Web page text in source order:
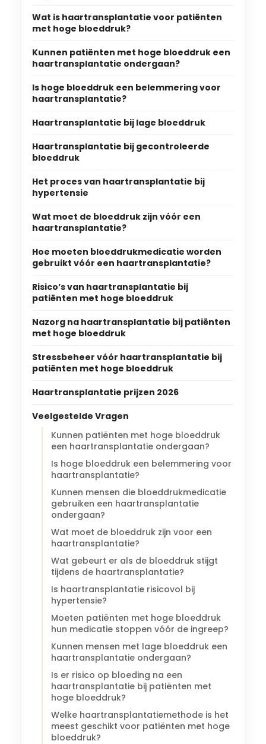
Wat is haartransplantatie voor patiënten
met hoge bloeddruk?
Kunnen patiënten met hoge bloeddruk een
haartransplantatie ondergaan?
Is hoge bloeddruk een belemmering voor
haartransplantatie?
Haartransplantatie bij lage bloeddruk
Haartransplantatie bij gecontroleerde
bloeddruk
Het proces van haartransplantatie bij
hypertensie
Wat moet de bloeddruk zijn vóór een
haartransplantatie?
Hoe moeten bloeddrukmedicatie worden
gebruikt vóór een haartransplantatie?
Risico’s van haartransplantatie bij
patiënten met hoge bloeddruk
Nazorg na haartransplantatie bij patiënten
met hoge bloeddruk
Stressbeheer vóór haartransplantatie bij
patiënten met hoge bloeddruk
Haartransplantatie prijzen 2026
Veelgestelde Vragen
Kunnen patiënten met hoge bloeddruk
een haartransplantatie ondergaan?
Is hoge bloeddruk een belemmering voor
haartransplantatie?
Kunnen mensen die bloeddrukmedicatie
gebruiken een haartransplantatie
ondergaan?
Wat moet de bloeddruk zijn voor een
haartransplantatie?
Wat gebeurt er als de bloeddruk stijgt
tijdens de haartransplantatie?
Is haartransplantatie risicovol bij
hypertensie?
Moeten patiënten met hoge bloeddruk
hun medicatie stoppen vóór de ingreep?
Kunnen mensen met lage bloeddruk een
haartransplantatie ondergaan?
Is er risico op bloeding na een
haartransplantatie bij patiënten met
hoge bloeddruk?
Welke haartransplantatiemethode is het
meest geschikt voor patiënten met hoge
bloeddruk?